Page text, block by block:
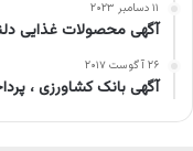
۱۱ دسامبر ۲۰۲۳
آگهی محصولات غذایی
۲۶ آگوست ۲۰۱۷
آگهی بانک کشاورزی ،